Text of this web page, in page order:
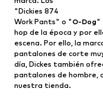
"Dickies 874
Work Pants" o " O-Dog"
hop de la época y por
escena. Por ello, la
pantalones de corte
día, Dickes también
pantalones de hombre,
nuestra tienda.